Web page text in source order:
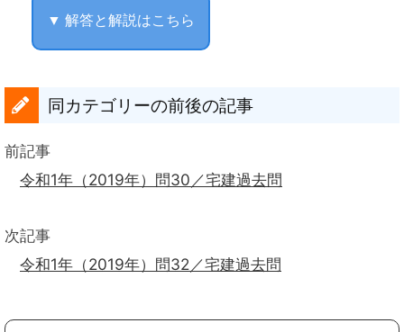
▼ 解答と解説はこちら
同カテゴリーの前後の記事
前記事
令和1年（2019年）問30／宅建過去問
次記事
令和1年（2019年）問32／宅建過去問